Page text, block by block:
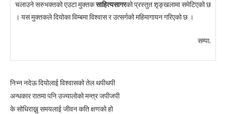
चलाउने सरुभक्तको एउटा मुक्तकसाहित्यसागरको प्रस्तुत शृङ्खलामा समेटिएको छ
। यस मुक्तकले दियोका विम्बमा विश्वास र उत्सर्गको महिमागायन गरिएको छ ।
सम्पा.
निभ्न नदेऊ दियोलाई विश्वासको तेल थपीथपी
अन्धकार रातमा पनि उज्यालोको मन्त्र जपीजपी
के सोधिराख्नु समयलाई जीवन कति क्षणक‍ो हो